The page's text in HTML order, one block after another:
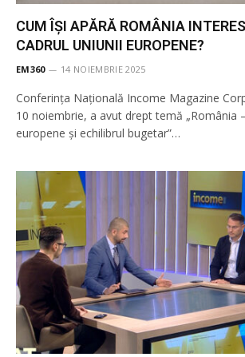
CUM ÎȘI APĂRĂ ROMÂNIA
CADRUL UNIUNII EUROPENE?
EM360 14 NOIEMBRIE 2025
Conferința Națională Income Magazine
10 noiembrie, a avut drept temă „România
europene și echilibrul bugetar”…